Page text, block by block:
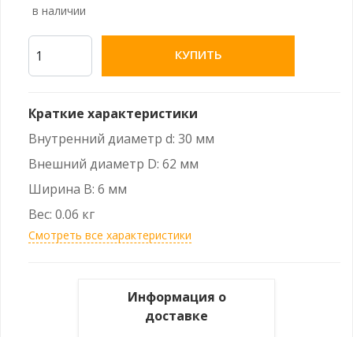
в наличии
КУПИТЬ
Краткие характеристики
Внутренний диаметр d: 30 мм
Внешний диаметр D: 62 мм
Ширина B: 6 мм
Вес: 0.06 кг
Смотреть все характеристики
Информация о
доставке